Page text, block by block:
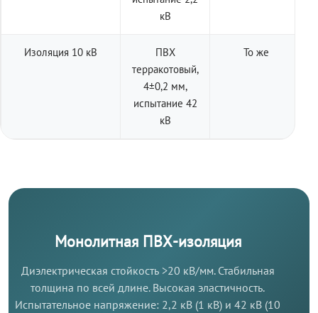
кВ
Изоляция 10 кВ
ПВХ
терракотовый,
4±0,2 мм,
испытание 42
кВ
То же
Монолитная ПВХ-изоляция
Диэлектрическая стойкость >20 кВ/мм. Стабильная
толщина по всей длине. Высокая эластичность.
Испытательное напряжение: 2,2 кВ (1 кВ) и 42 кВ (10